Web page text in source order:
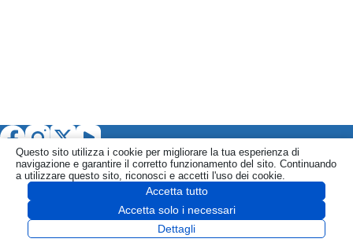
Politica Privacy
CONTATTI
SEGNALA
Copyright © 2026 PORTALE di COMO - fjm P.IVA
03690570134 - Realizzato dafjm
Questo sito utilizza i cookie per migliorare la tua esperienza di
navigazione e garantire il corretto funzionamento del sito. Continuando
a utilizzare questo sito, riconosci e accetti l'uso dei cookie.
Accetta tutto
Accetta solo i necessari
Dettagli